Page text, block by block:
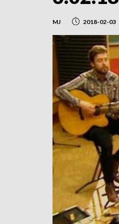
MJ 2018-02-03